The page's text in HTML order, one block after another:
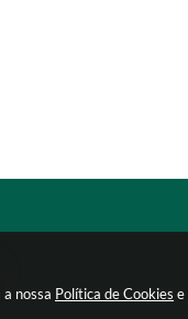
nossa Política de Cookies e